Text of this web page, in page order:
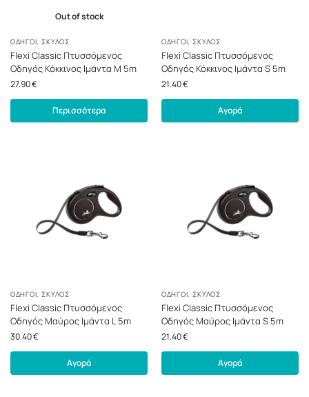
Out of stock
ΟΔΗΓΟΊ, ΣΚΎΛΟΣ
Flexi Classic Πτυσσόμενος
Οδηγός Κόκκινος Ιμάντα M 5m
27.90€
Περισσότερα
ΟΔΗΓΟΊ, ΣΚΎΛΟΣ
Flexi Classic Πτυσσόμενος
Οδηγός Κόκκινος Ιμάντα S 5m
21.40€
Αγορά
ΟΔΗΓΟΊ, ΣΚΎΛΟΣ
Flexi Classic Πτυσσόμενος
Οδηγός Μαύρος Ιμάντα L 5m
30.40€
Αγορά
ΟΔΗΓΟΊ, ΣΚΎΛΟΣ
Flexi Classic Πτυσσόμενος
Οδηγός Μαύρος Ιμάντα S 5m
21.40€
Αγορά